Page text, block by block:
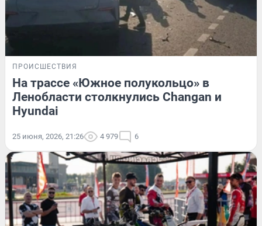
ПРОИСШЕСТВИЯ
На трассе «Южное полукольцо» в
Ленобласти столкнулись Changan и
Hyundai
25 июня, 2026, 21:26 4 979 6